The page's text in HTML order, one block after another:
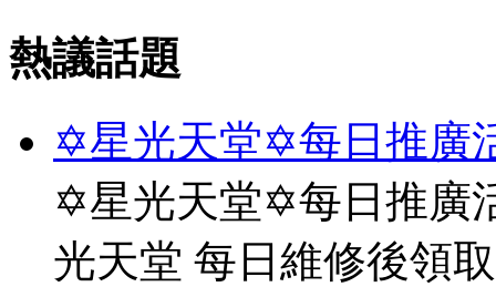
熱議話題
✡星光天堂✡每日推廣
✡星光天堂✡每日推廣
光天堂 每日維修後領